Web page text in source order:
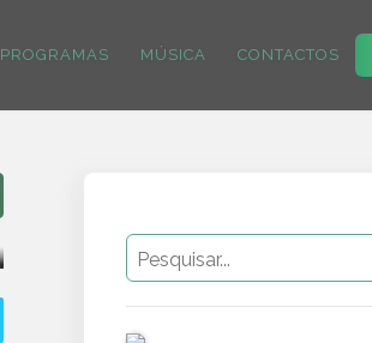
PROGRAMAS MÚSICA CONTACTOS